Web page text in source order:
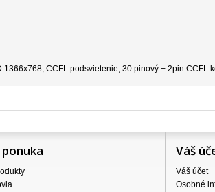
CCFL podsvietenie, 30 pinový + 2pin
Váš
Váš účet
Osobné